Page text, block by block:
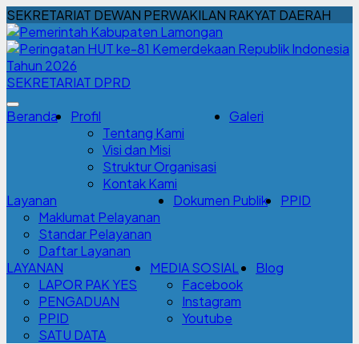
SEKRETARIAT DEWAN PERWAKILAN RAKYAT DAERAH
SEKRETARIAT DPRD
Beranda
Profil
Tentang Kami
Visi dan Misi
Struktur Organisasi
Kontak Kami
Galeri
Layanan
Maklumat Pelayanan
Standar Pelayanan
Daftar Layanan
Dokumen Publik PPID
LAYANAN
LAPOR PAK YES
PENGADUAN
PPID
SATU DATA
MEDIA SOSIAL
Facebook
Instagram
Youtube
Blog